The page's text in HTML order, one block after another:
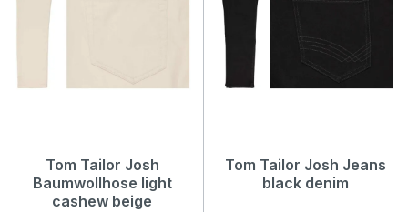
Tom Tailor Josh
Baumwollhose light
cashew beige
Tom Tailor Josh Jeans
black denim